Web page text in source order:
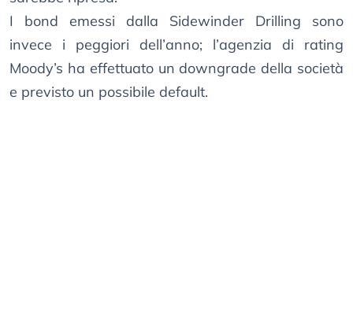
I bond emessi dalla Sidewinder Drilling sono
invece i peggiori dell’anno; l’agenzia di rating
Moody’s ha effettuato un downgrade della società
e previsto un possibile default.